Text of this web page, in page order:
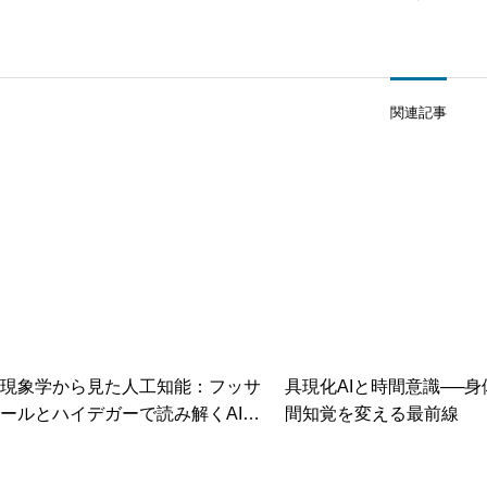
関連記事
現象学から見た人工知能：フッサ
ールとハイデガーで読み解くAIの
具現化AIと時間意識──身
間知覚を変える最前線